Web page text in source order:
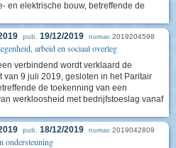
en elektrische bouw, betreffende de
pub. 19/12/2019 numac 2019204598
arbeid en sociaal overleg
verbindend wordt verklaard de
9 juli 2019, gesloten in het Paritair
de toekenning van een
werkloosheid met bedrijfstoeslag vanaf
pub. 18/12/2019 numac 2019042809
ondersteuning